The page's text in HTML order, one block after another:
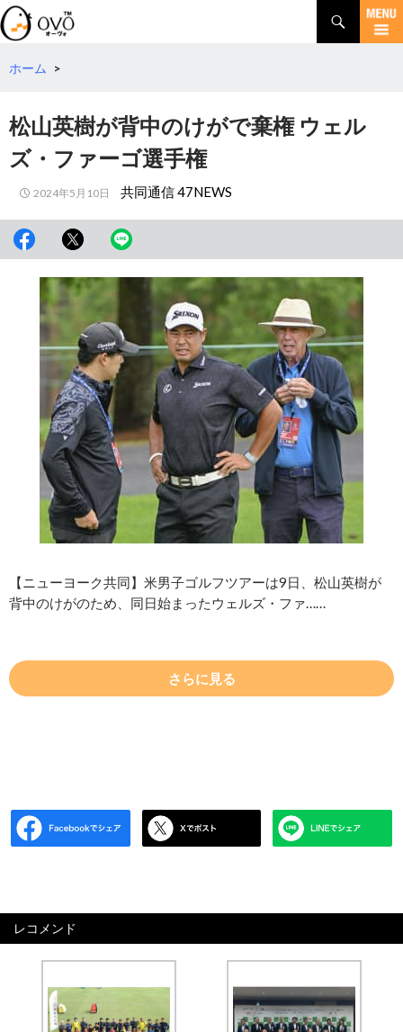
検
索
コ
テ
へ
動
ホーム >
松山英樹が背中のけがで棄権 ウェル
ズ・ファーゴ選手権
2024年5月10日 共同通信 47NEWS
【ニューヨーク共同】米男子ゴルフツアーは9日、松山英樹が
背中のけがのため、同日始まったウェルズ・ファ……
さらに見る
レコメンド